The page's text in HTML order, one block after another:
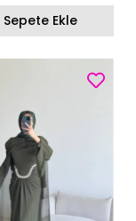
Sepete Ekle